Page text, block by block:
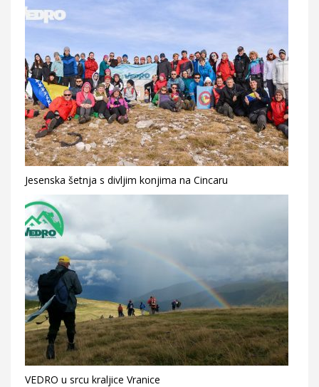
Jesenska šetnja s divljim konjima na Cincaru
VEDRO u srcu kraljice Vranice